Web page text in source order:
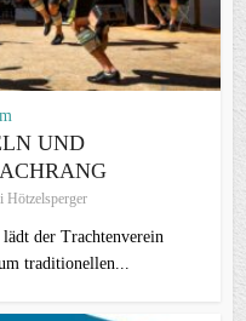
UND
Hötzelsperger
der Trachtenverein
traditionellen...